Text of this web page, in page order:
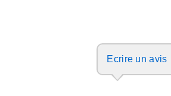
Ecrire un avis